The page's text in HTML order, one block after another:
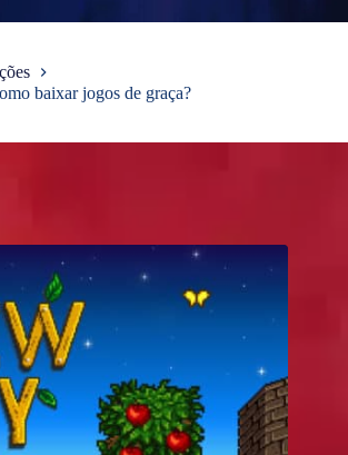
baixar jogos de graça?